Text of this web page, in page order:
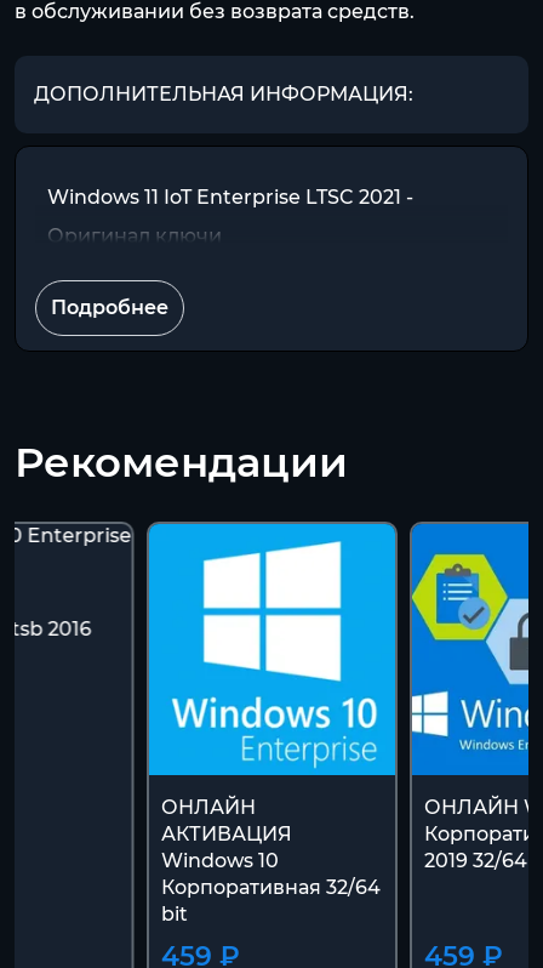
в обслуживании без возврата средств.
ДОПОЛНИТЕЛЬНАЯ ИНФОРМАЦИЯ:
Windows 11 IoT Enterprise LTSC 2021 -
Оригинал ключи
Подробнее
Рекомендации
2016
ОНЛАЙН
АКТИВАЦИЯ
Windows 10
Корпоративная 32/64
bit
459 ₽
ОНЛАЙН
2019 32/64
459 ₽